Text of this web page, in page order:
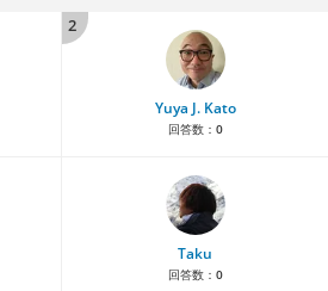
2
Yuya J. Kato
回答数： 0
Taku
回答数： 0